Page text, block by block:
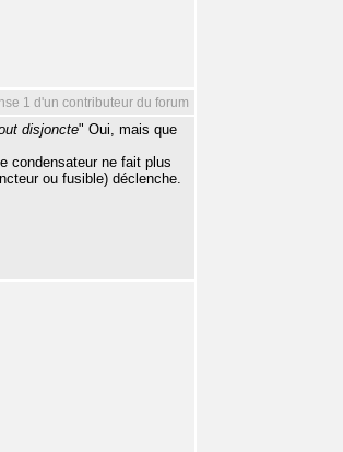
1 d'un contributeur du forum
disjoncte" Oui, mais que
condensateur ne fait plus
ou fusible) déclenche.